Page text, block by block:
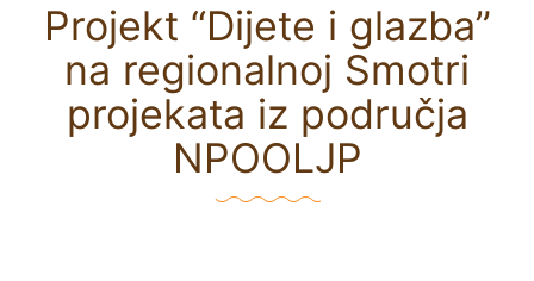
Projekt “Dijete i glazba”
na regionalnoj Smotri
projekata iz područja
NPOOLJP